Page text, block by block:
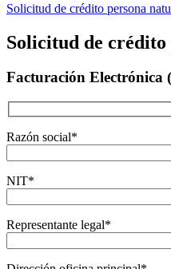
Solicitud de crédito persona
Solicitud de crédito
Facturación Electrónica
Razón social*
NIT*
Representante legal*